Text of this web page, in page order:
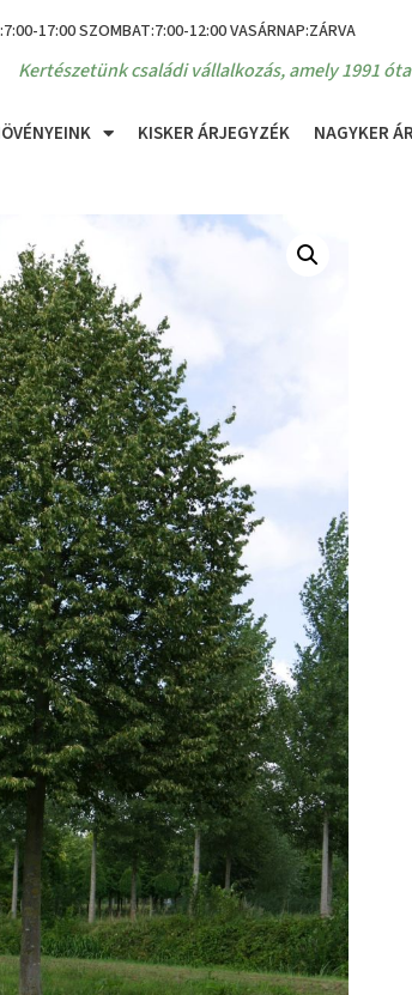
17:00 SZOMBAT:7:00-12:00 VASÁRNAP:ZÁRVA
Kertészetünk családi vállalkozás, amely 1991
KISKER ÁRJEGYZÉK NAGYKER